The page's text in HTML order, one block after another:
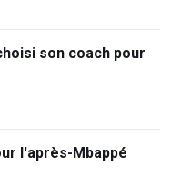
son coach pour
l'après-Mbappé